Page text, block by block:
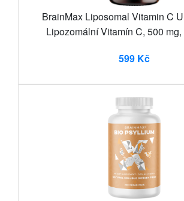
BrainMax Liposomal Vitamin C
Lipozomální Vitamín C, 500
599 Kč